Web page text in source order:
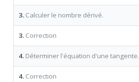
3.Calculer le nombre dérivé.
3.Correction
4.Déterminer l'équation d'une tangente.
4.Correction